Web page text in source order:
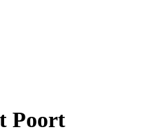
Poort